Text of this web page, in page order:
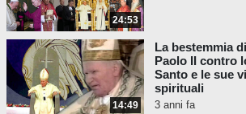
casa, e perirà colui che
diluvio non si rifugerà
Noè.
Papa Gregorio XVI,
divinitus, 1835:
24:53
14:49
La bestemmia
Paolo II contro
Santo e le sue
spirituali
3 anni fa